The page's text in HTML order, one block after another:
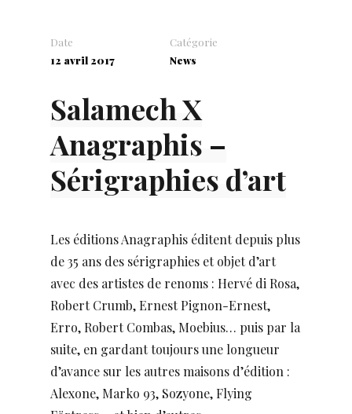
Date
12 avril 2017
Catégorie
News
Salamech X
Anagraphis –
Sérigraphies d’art
Les éditions Anagraphis éditent depuis plus
de 35 ans des sérigraphies et objet d’art
avec des artistes de renoms : Hervé di Rosa,
Robert Crumb, Ernest Pignon-Ernest,
Erro, Robert Combas, Moebius… puis par la
suite, en gardant toujours une longueur
d’avance sur les autres maisons d’édition :
Alexone, Marko 93, Sozyone, Flying